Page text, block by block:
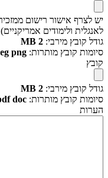
יש לצרף אישור רישום
לאנגלית ולימודים אמריקניים)
גודל קובץ מירבי: 2 MB
סיומות קובץ מותרות: png
קובץ
גודל קובץ מירבי: 2 MB
סיומות קובץ מותרות: doc
הערות